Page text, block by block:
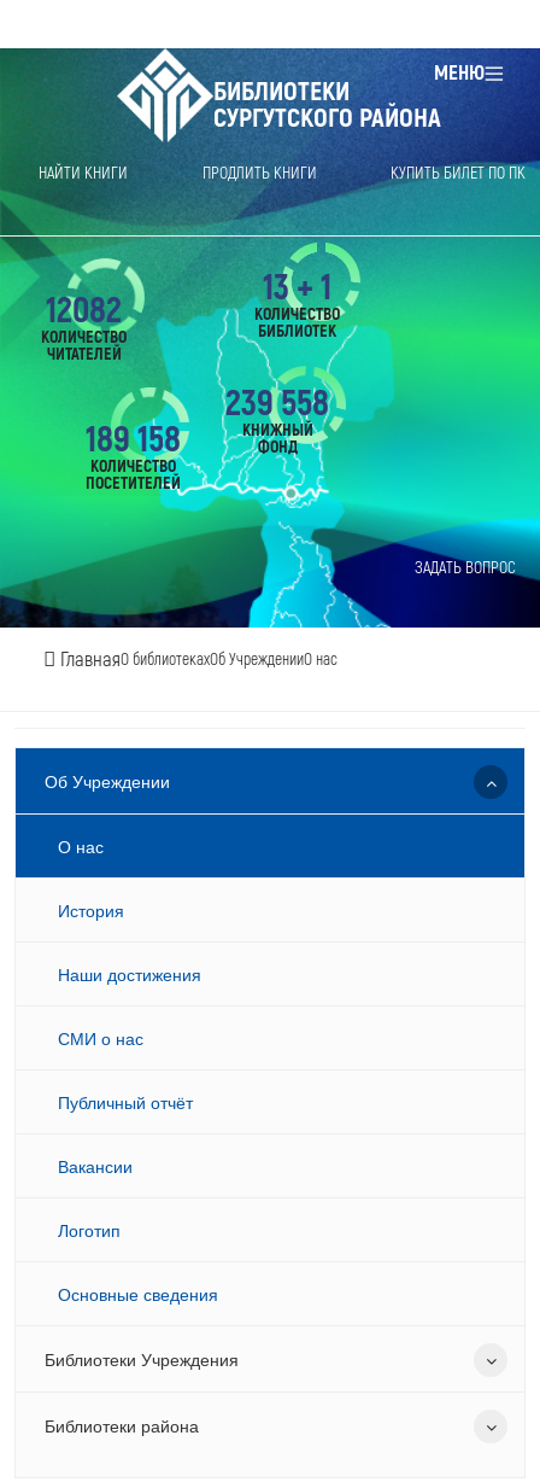
МЕНЮ
БИБЛИОТЕКИ
СУРГУТСКОГО РАЙОНА
НАЙТИ КНИГИ ПРОДЛИТЬ КНИГИ КУПИТЬ БИЛЕТ ПО ПК
ЗАДАТЬ ВОПРОС
ГлавнаяО библиотекахОб УчрежденииО нас
12082
КОЛИЧЕСТВО
ЧИТАТЕЛЕЙ
189 158
КОЛИЧЕСТВО
ПОСЕТИТЕЛЕЙ
239 558
КНИЖНЫЙ
ФОНД
13 + 1
КОЛИЧЕСТВО
БИБЛИОТЕК
Об Учреждении
О нас
История
Наши достижения
СМИ о нас
Публичный отчёт
Вакансии
Логотип
Основные сведения
Библиотеки Учреждения
Библиотеки района